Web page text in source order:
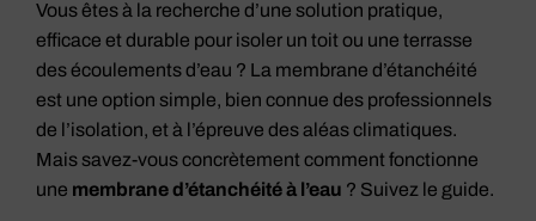
Vous êtes à la recherche d’une solution pratique,
efficace et durable pour isoler un toit ou une terrasse
des écoulements d’eau ? La membrane d’étanchéité
est une option simple, bien connue des professionnels
de l’isolation, et à l’épreuve des aléas climatiques.
Mais savez-vous concrètement comment fonctionne
une membrane d’étanchéité à l’eau ? Suivez le guide.